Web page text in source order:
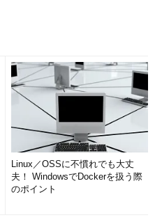
Linux／OSSに不慣れでも大丈
夫！ WindowsでDockerを扱う際
のポイント